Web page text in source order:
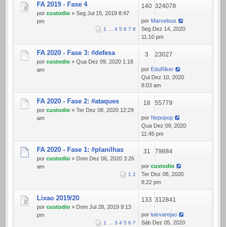
FA 2019 - Fase 4
por custodio » Seg Jul 15, 2019 8:47
pm
1 … 4 5 6 7 8
140 324078
por Marvelous
Seg Dez 14, 2020
11:10 pm
FA 2020 - Fase 3: #defesa
por custodio » Qua Dez 09, 2020 1:18
am
3 23027
por EduRiker
Qui Dez 10, 2020
8:03 am
FA 2020 - Fase 2: #ataques
por custodio » Ter Dez 08, 2020 12:29
am
18 55779
por Nepopop
Qua Dez 09, 2020
11:45 pm
FA 2020 - Fase 1: #planilhas
por custodio » Dom Dez 06, 2020 3:26
am
1 2
31 79884
por custodio
Ter Dez 08, 2020
8:22 pm
Lixao 2019/20
por custodio » Dom Jul 28, 2019 9:13
pm
1 … 3 4 5 6 7
133 312841
por luisvarejao
Sáb Dez 05, 2020